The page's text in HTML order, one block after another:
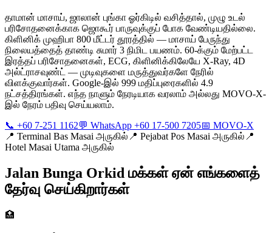
தாமான் மாசாய், ஜாலான் புங்கா ஓர்கிடில் வசித்தால், முழு உடல்
பரிசோதனைக்காக ஜொகூர் பாருவுக்குப் போக வேண்டியதில்லை.
கிளினிக் முஹிபா 800 மீட்டர் தூரத்தில் — மாசாய் பேருந்து
நிலையத்தைத் தாண்டி சுமார் 3 நிமிட பயணம். 60-க்கும் மேற்பட்ட
இரத்தப் பரிசோதனைகள், ECG, கிளினிக்கிலேயே X-Ray, 4D
அல்ட்ராசவுண்ட் — முடிவுகளை மருத்துவர்களே நேரில்
விளக்குவார்கள். Google-இல் 999 மதிப்புரைகளில் 4.9
நட்சத்திரங்கள். எந்த நாளும் நேரடியாக வரலாம் அல்லது MOVO-X-
இல் நேரம் பதிவு செய்யலாம்.
📞 +60 7-251 1162💬 WhatsApp +60 17-500 7205📅 MOVO-X
📍 Terminal Bas Masai அருகில் 📍 Pejabat Pos Masai அருகில் 📍
Hotel Masai Utama அருகில்
Jalan Bunga Orkid மக்கள் ஏன் எங்களைத்
தேர்வு செய்கிறார்கள்
🏥